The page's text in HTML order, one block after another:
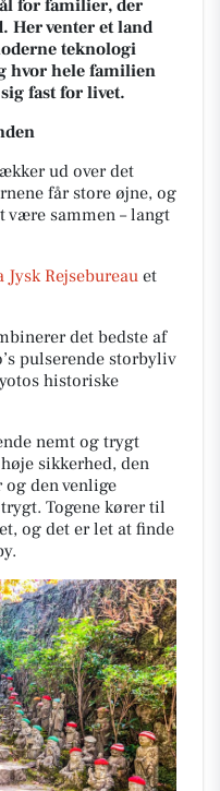
for familier, der
Her venter et land
teknologi
hvor hele familien
fast for livet.
ud over det
får store øjne, og
sammen – langt
Jysk Rejsebureau et
det bedste af
pulserende storbyliv
historiske
nemt og trygt
sikkerhed, den
den venlige
Togene kører til
og det er let at finde